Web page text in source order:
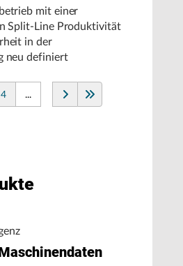
mit einer
Split-Line Produktivität
in der
neu definiert
4 ...